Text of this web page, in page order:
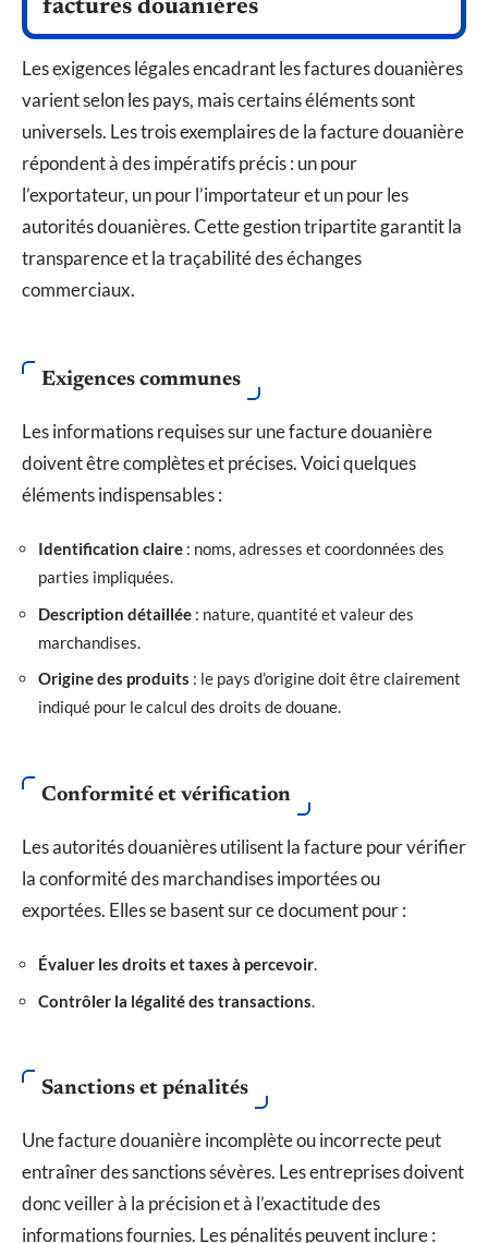
factures douanières
Les exigences légales encadrant les factures douanières
varient selon les pays, mais certains éléments sont
universels. Les trois exemplaires de la facture douanière
répondent à des impératifs précis : un pour
l’exportateur, un pour l’importateur et un pour les
autorités douanières. Cette gestion tripartite garantit la
transparence et la traçabilité des échanges
commerciaux.
Exigences communes
Les informations requises sur une facture douanière
doivent être complètes et précises. Voici quelques
éléments indispensables :
Identification claire : noms, adresses et coordonnées des
parties impliquées.
Description détaillée : nature, quantité et valeur des
marchandises.
Origine des produits : le pays d’origine doit être clairement
indiqué pour le calcul des droits de douane.
Conformité et vérification
Les autorités douanières utilisent la facture pour vérifier
la conformité des marchandises importées ou
exportées. Elles se basent sur ce document pour :
Évaluer les droits et taxes à percevoir.
Contrôler la légalité des transactions.
Sanctions et pénalités
Une facture douanière incomplète ou incorrecte peut
entraîner des sanctions sévères. Les entreprises doivent
donc veiller à la précision et à l’exactitude des
informations fournies. Les pénalités peuvent inclure :